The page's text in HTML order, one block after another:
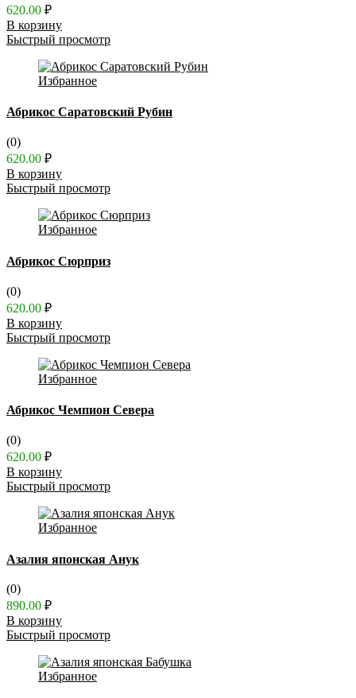
620.00 ₽
В корзину
Быстрый просмотр
Избранное
Абрикос Саратовский Рубин
(0)
620.00 ₽
В корзину
Быстрый просмотр
Избранное
Абрикос Сюрприз
(0)
620.00 ₽
В корзину
Быстрый просмотр
Избранное
Абрикос Чемпион Севера
(0)
620.00 ₽
В корзину
Быстрый просмотр
Избранное
Азалия японская Анук
(0)
890.00 ₽
В корзину
Быстрый просмотр
Избранное